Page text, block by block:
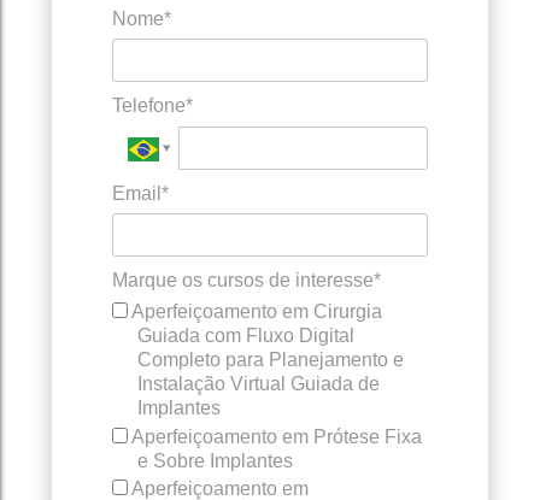
Nome*
Telefone*
Email*
Marque os cursos de interesse*
Aperfeiçoamento em Cirurgia
Guiada com Fluxo Digital
Completo para Planejamento e
Instalação Virtual Guiada de
Implantes
Aperfeiçoamento em Prótese Fixa
e Sobre Implantes
Aperfeiçoamento em